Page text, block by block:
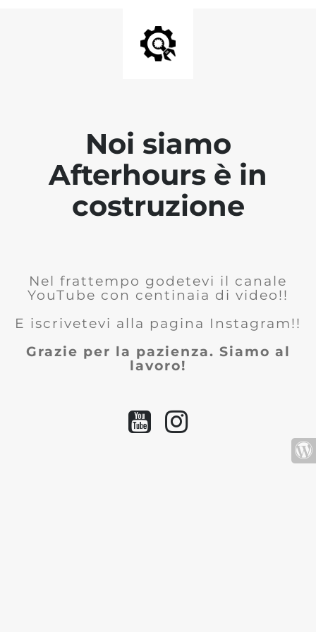
Noi siamo
Afterhours è in
costruzione
Nel frattempo godetevi il canale
YouTube con centinaia di video!!
E iscrivetevi alla pagina Instagram!!
Grazie per la pazienza. Siamo al
lavoro!